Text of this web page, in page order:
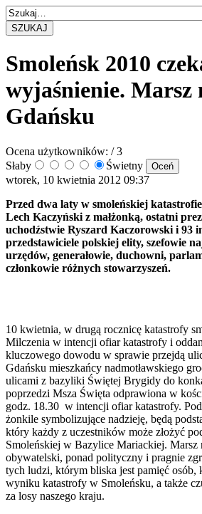
SZUKAJ
Smoleńsk 2010
wyjaśnienie. Marsz
Gdańsku
Ocena użytkowników: / 3
Słaby
Świetny
wtorek, 10 kwietnia 2012 09:37
Przed dwa laty w smoleńskiej
Lech Kaczyński z małżonką, ostatni
uchodźstwie Ryszard Kaczorowski i 93
przedstawiciele polskiej elity, szefowie
urzędów, generałowie, duchowni,
członkowie różnych stowarzyszeń.
10 kwietnia, w drugą rocznicę katastrofy
Milczenia w intencji ofiar katastrofy i
kluczowego dowodu w sprawie przejdą
Gdańsku mieszkańcy nadmotławskiego
ulicami z bazyliki Świętej Brygidy do
poprzedzi Msza Święta odprawiona w
godz. 18.30 w intencji ofiar katastrofy.
żonkile symbolizujące nadzieję, będą
który każdy z uczestników może złożyć
Smoleńskiej w Bazylice Mariackiej. Marsz
obywatelski, ponad polityczny i pragnie
tych ludzi, którym bliska jest pamięć osób,
wyniku katastrofy w Smoleńsku, a także
za losy naszego kraju.